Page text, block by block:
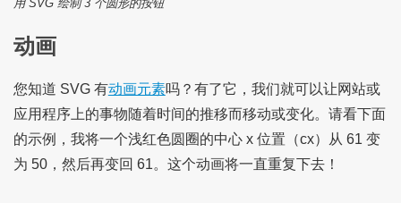
用 SVG 绘制 3 个圆形的按钮
动画
您知道 SVG 有动画元素吗？有了它，我们就可以让网站或
应用程序上的事物随着时间的推移而移动或变化。请看下面
的示例，我将一个浅红色圆圈的中心 x 位置（cx）从 61 变
为 50，然后再变回 61。这个动画将一直重复下去！